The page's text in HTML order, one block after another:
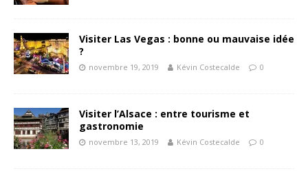
Visiter Las Vegas : bonne ou mauvaise idée
?
novembre 19, 2019 Kévin Costecalde 0
Visiter l’Alsace : entre tourisme et
gastronomie
novembre 13, 2019 Kévin Costecalde 0